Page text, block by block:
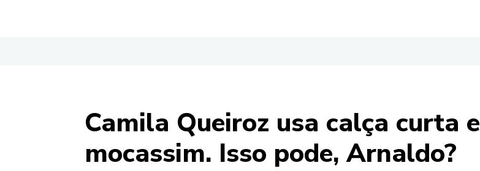
Camila Queiroz usa calça curta e
mocassim. Isso pode, Arnaldo?